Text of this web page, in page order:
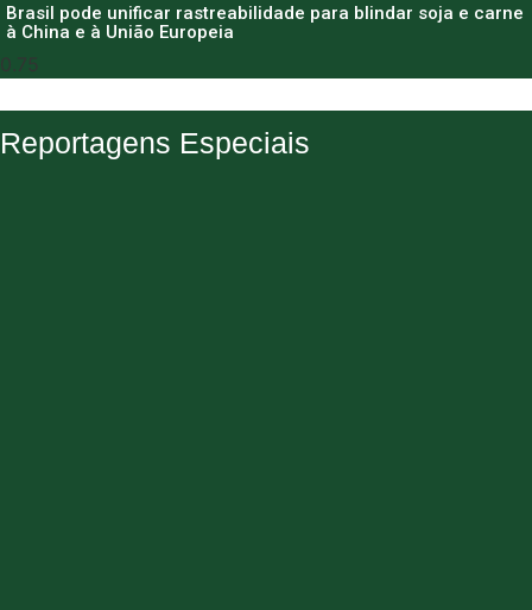
Brasil pode unificar rastreabilidade para blindar soja e carne
à China e à União Europeia
Reportagens Especiais